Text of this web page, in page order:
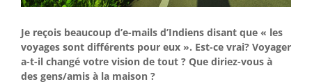
Je reçois beaucoup d’e-mails d’Indiens disant que « les
voyages sont différents pour eux ». Est-ce vrai? Voyager
a-t-il changé votre vision de tout ? Que diriez-vous à
des gens/amis à la maison ?